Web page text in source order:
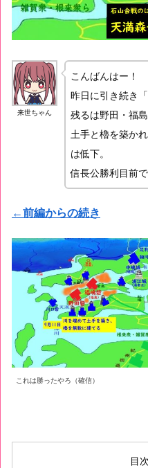
来世ちゃん
こんばんはー！
昨日に引き続き「
残るは野田・福
土手と櫓を築か
は低下。
信長公勝利目前で
←前編からの続き
これは勝ったやろ（確信）
目次